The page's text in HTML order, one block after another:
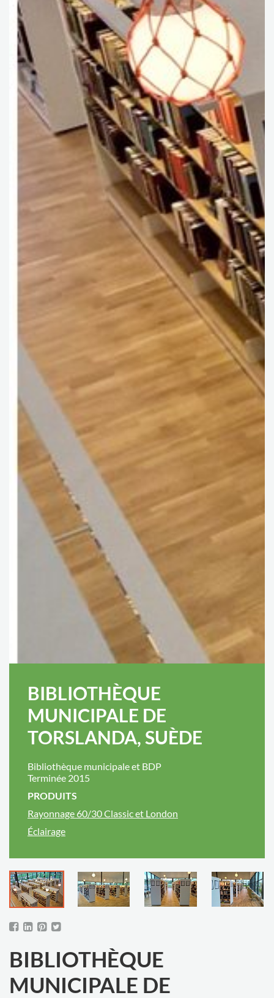
BIBLIOTHÈQUE
MUNICIPALE DE
TORSLANDA, SUÈDE
Bibliothèque municipale et BDP
Terminée 2015
PRODUITS
Rayonnage 60/30 Classic et London
Éclairage
BIBLIOTHÈQUE
MUNICIPALE DE